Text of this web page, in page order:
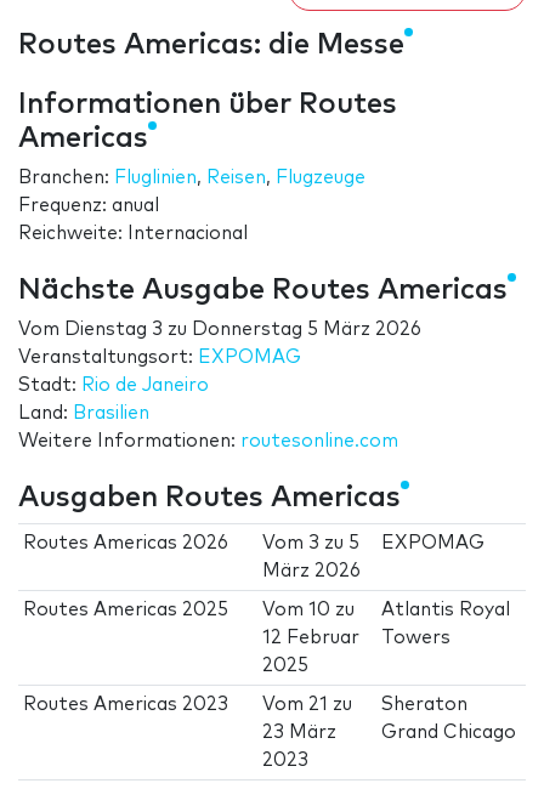
Routes Americas: die Messe
Informationen über Routes
Americas
Branchen: Fluglinien, Reisen, Flugzeuge
Frequenz: anual
Reichweite: Internacional
Nächste Ausgabe Routes Americas
Vom Dienstag 3 zu Donnerstag 5 März 2026
Veranstaltungsort: EXPOMAG
Stadt: Rio de Janeiro
Land: Brasilien
Weitere Informationen: routesonline.com
Ausgaben Routes Americas
Routes Americas 2026 Vom 3 zu 5
März 2026
EXPOMAG
Routes Americas 2025 Vom10 zu
12 Februar
2025
Atlantis Royal
Towers
Routes Americas 2023 Vom 21 zu
23 März
2023
Sheraton
Grand Chicago